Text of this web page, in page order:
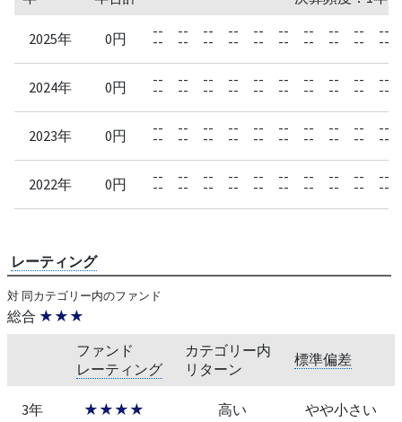
2025年 0円 --
--
--
--
--
--
--
--
--
--
--
--
--
--
--
--
--
--
--
--
2024年 0円 --
--
--
--
--
--
--
--
--
--
--
--
--
--
--
--
--
--
--
--
2023年 0円 --
--
--
--
--
--
--
--
--
--
--
--
--
--
--
--
--
--
--
--
2022年 0円 --
--
--
--
--
--
--
--
--
--
--
--
--
--
--
--
--
--
--
--
レーティング
対 同カテゴリー内のファンド
総合 ★★★
ファンド
レーティング
カテゴリー内
リターン
標準偏差
3年 ★★★★ 高い やや小さい